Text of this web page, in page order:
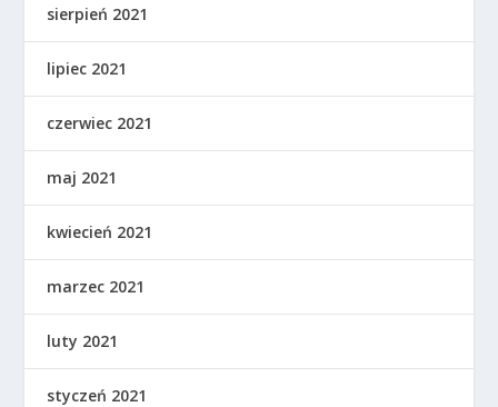
sierpień 2021
lipiec 2021
czerwiec 2021
maj 2021
kwiecień 2021
marzec 2021
luty 2021
styczeń 2021